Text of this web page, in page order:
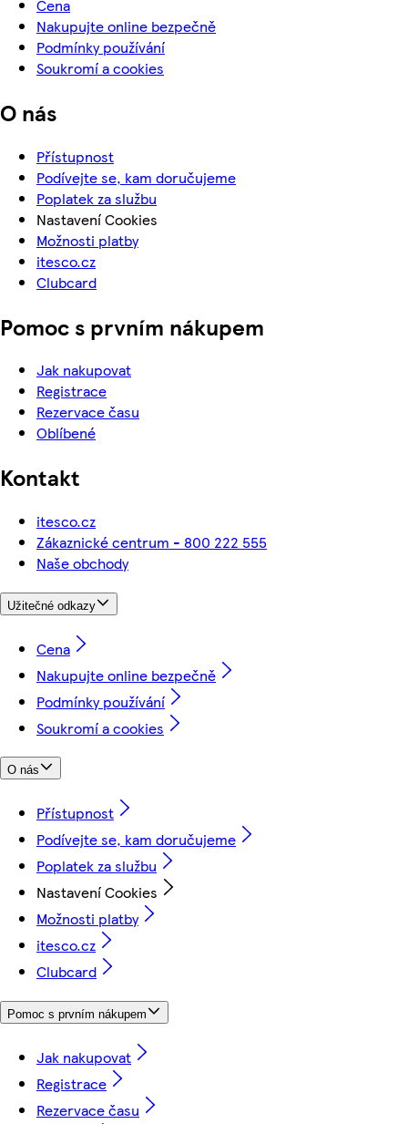
Cena
Nakupujte online bezpečně
Podmínky používání
Soukromí a cookies
O nás
Přístupnost
Podívejte se, kam doručujeme
Poplatek za službu
Nastavení Cookies
Možnosti platby
itesco.cz
Clubcard
Pomoc s prvním nákupem
Jak nakupovat
Registrace
Rezervace času
Oblíbené
Kontakt
itesco.cz
Zákaznické centrum - 800 222 555
Naše obchody
Užitečné odkazy
Cena
Nakupujte online bezpečně
Podmínky používání
Soukromí a cookies
O nás
Přístupnost
Podívejte se, kam doručujeme
Poplatek za službu
Nastavení Cookies
Možnosti platby
itesco.cz
Clubcard
Pomoc s prvním nákupem
Jak nakupovat
Registrace
Rezervace času